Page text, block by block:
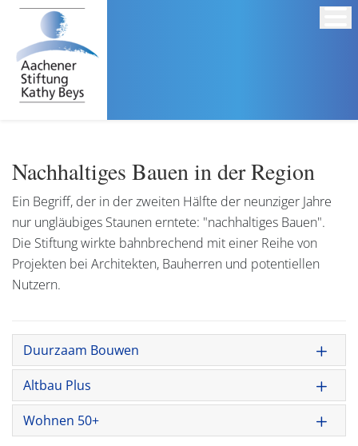
Nachhaltiges Bauen in der Region
Ein Begriff, der in der zweiten Hälfte der neunziger Jahre
nur ungläubiges Staunen erntete: "nachhaltiges Bauen".
Die Stiftung wirkte bahnbrechend mit einer Reihe von
Projekten bei Architekten, Bauherren und potentiellen
Nutzern.
Duurzaam Bouwen
Altbau Plus
Wohnen 50+